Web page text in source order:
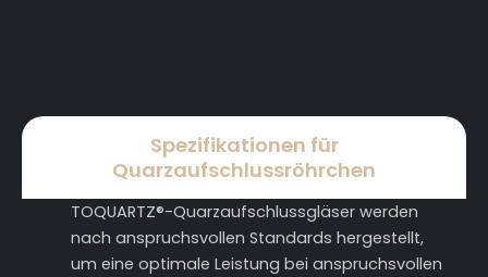
Spezifikationen für
Quarzaufschlussröhrchen
TOQUARTZ®-Quarzaufschlussgläser werden
nach anspruchsvollen Standards hergestellt,
um eine optimale Leistung bei anspruchsvollen